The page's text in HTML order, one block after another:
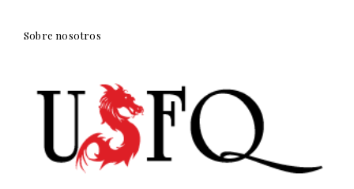
Sobre nosotros